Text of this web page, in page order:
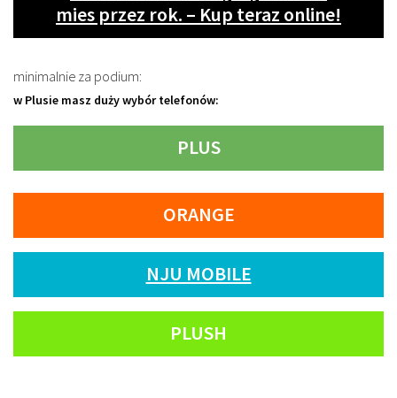
mies przez rok. – Kup teraz online!
minimalnie za podium:
w Plusie masz duży wybór telefonów:
PLUS
ORANGE
NJU MOBILE
PLUSH